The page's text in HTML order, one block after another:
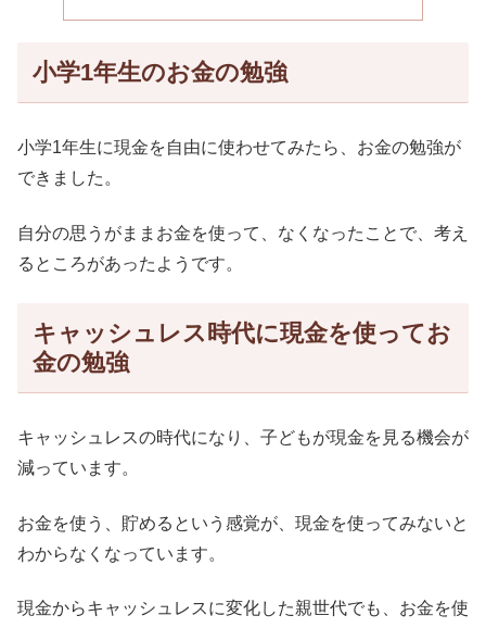
小学1年生のお金の勉強
小学1年生に現金を自由に使わせてみたら、お金の勉強が
できました。
自分の思うがままお金を使って、なくなったことで、考え
るところがあったようです。
キャッシュレス時代に現金を使ってお
金の勉強
キャッシュレスの時代になり、子どもが現金を見る機会が
減っています。
お金を使う、貯めるという感覚が、現金を使ってみないと
わからなくなっています。
現金からキャッシュレスに変化した親世代でも、お金を使